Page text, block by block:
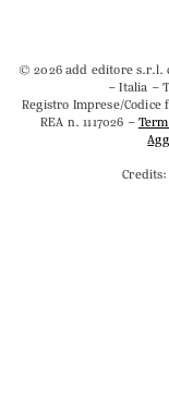
© 2026 add editore s.r.l.
– Italia –
Registro Imprese/Codice
REA n. 1117026 –